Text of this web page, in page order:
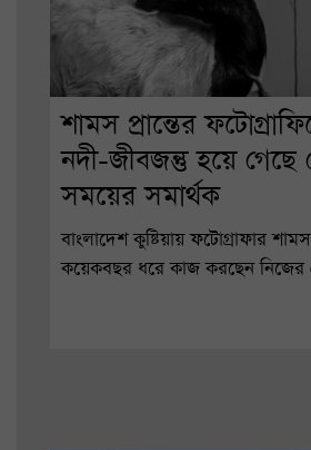
শামস প্রান্তের
নদী-জীবজন্তু হয়ে
সময়ের সমার্থক
বাংলাদেশ কুষ্টিয়ায় ফটোগ্রাফার শামস
কয়েকবছর ধরে কাজ করছেন নিজের